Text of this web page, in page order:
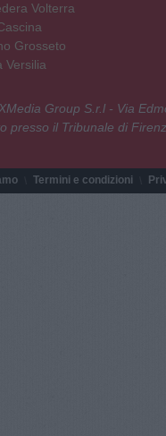
Volterra
Grosseto
Versilia
Group S.r.l - Via
presso il Tribunale di
Termini e condizioni